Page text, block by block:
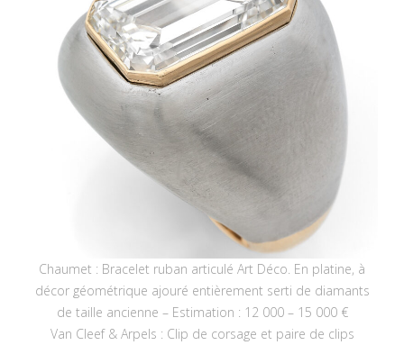
Chaumet : Bracelet ruban articulé Art Déco. En platine, à
décor géométrique ajouré entièrement serti de diamants
de taille ancienne – Estimation : 12 000 – 15 000 €
Van Cleef & Arpels : Clip de corsage et paire de clips